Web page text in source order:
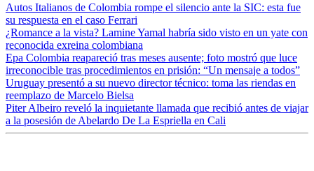
Autos Italianos de Colombia rompe el silencio ante la SIC: esta fue
su respuesta en el caso Ferrari
¿Romance a la vista? Lamine Yamal habría sido visto en un yate con
reconocida exreina colombiana
Epa Colombia reapareció tras meses ausente; foto mostró que luce
irreconocible tras procedimientos en prisión: “Un mensaje a todos”
Uruguay presentó a su nuevo director técnico: toma las riendas en
reemplazo de Marcelo Bielsa
Piter Albeiro reveló la inquietante llamada que recibió antes de viajar
a la posesión de Abelardo De La Espriella en Cali